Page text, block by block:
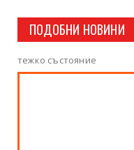
ПОДОБНИ НОВИНИ
тежко състояние